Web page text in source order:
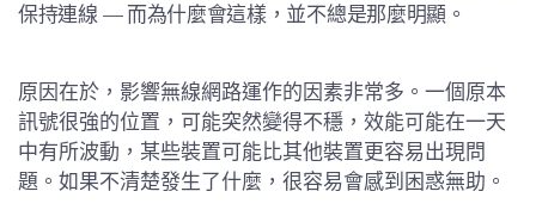
保持連線 — 而為什麼會這樣，並不總是那麼明顯。
原因在於，影響無線網路運作的因素非常多。一個原本
訊號很強的位置，可能突然變得不穩，效能可能在一天
中有所波動，某些裝置可能比其他裝置更容易出現問
題。如果不清楚發生了什麼，很容易會感到困惑無助。